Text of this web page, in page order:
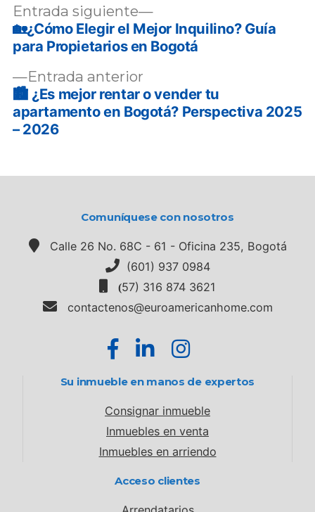
Navegación
de
entradas
Entrada anterior
anterior:
🏙️ ¿Es mejor rentar o vender tu
apartamento en Bogotá? Perspectiva 2025
– 2026
Entrada siguiente
Entrada
siguiente:
🏡¿Cómo Elegir el Mejor Inquilino? Guía
para Propietarios en Bogotá
Comuníquese con nosotros
Calle 26 No. 68C - 61 - Oficina 235, Bogotá
(601) 937 0984
(57) 316 874 3621
contactenos@euroamericanhome.com
Su inmueble en manos de expertos
Consignar inmueble
Inmuebles en venta
Inmuebles en arriendo
Acceso clientes